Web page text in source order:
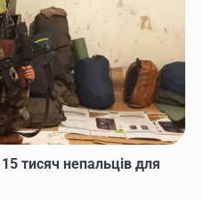
тисяч непальців для